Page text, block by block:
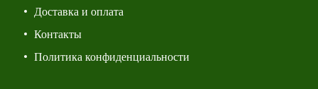
Доставка и оплата
Контакты
Политика конфиденциальности